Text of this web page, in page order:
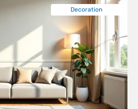
Decoration